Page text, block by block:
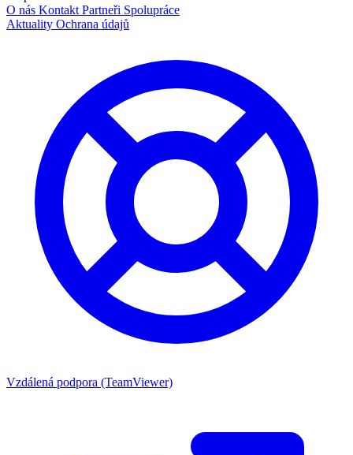
O nás Kontakt Partneři Spolupráce
Aktuality Ochrana údajů
Vzdálená podpora (TeamViewer)